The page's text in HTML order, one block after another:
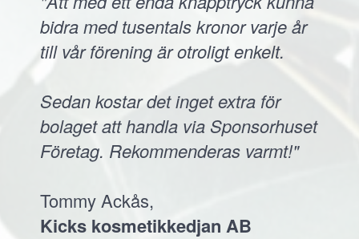
bidra med tusentals kronor varje år
till vår förening är otroligt enkelt.
Sedan kostar det inget extra för
bolaget att handla via Sponsorhuset
Företag. Rekommenderas varmt!"
Tommy Ackås,
Kicks kosmetikkedjan AB